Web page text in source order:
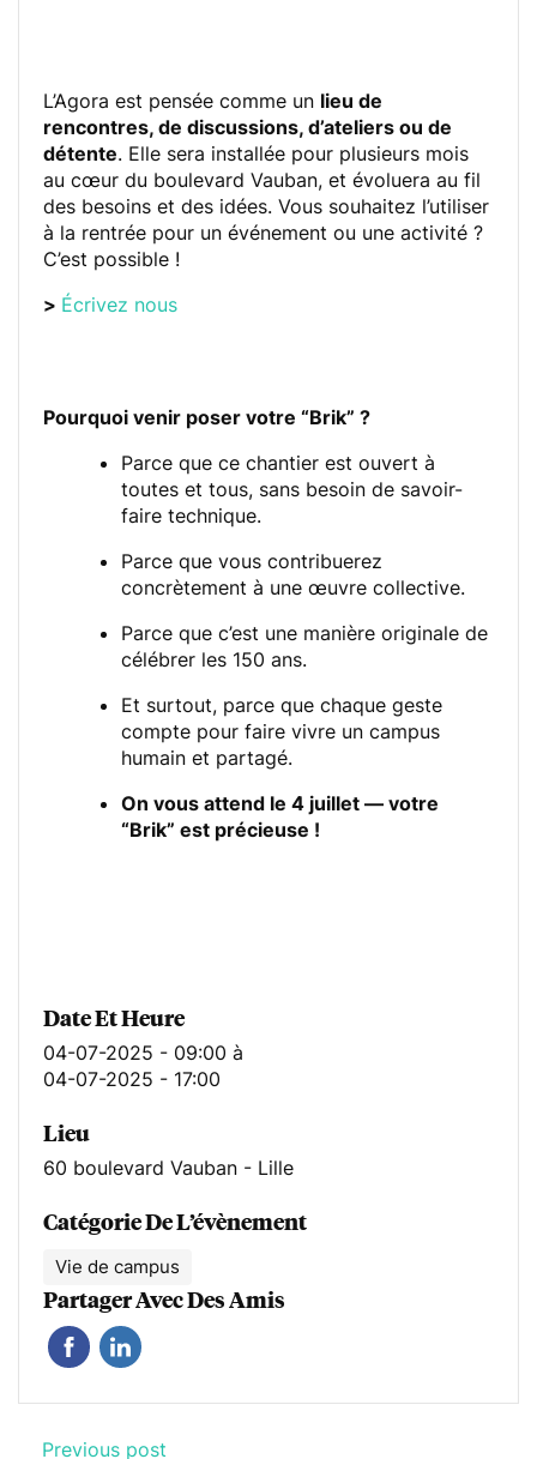
L’Agora est pensée comme un lieu de
rencontres, de discussions, d’ateliers ou de
détente. Elle sera installée pour plusieurs mois
au cœur du boulevard Vauban, et évoluera au fil
des besoins et des idées. Vous souhaitez l’utiliser
à la rentrée pour un événement ou une activité ?
C’est possible !
> Écrivez nous
Pourquoi venir poser votre “Brik” ?
Parce que ce chantier est ouvert à
toutes et tous, sans besoin de savoir-
faire technique.
Parce que vous contribuerez
concrètement à une œuvre collective.
Parce que c’est une manière originale de
célébrer les 150 ans.
Et surtout, parce que chaque geste
compte pour faire vivre un campus
humain et partagé.
On vous attend le 4 juillet — votre
“Brik” est précieuse !
Date Et Heure
04-07-2025 - 09:00 à
04-07-2025 - 17:00
Lieu
60 boulevard Vauban - Lille
Catégorie De L’évènement
Vie de campus
Partager Avec Des Amis
Previous post